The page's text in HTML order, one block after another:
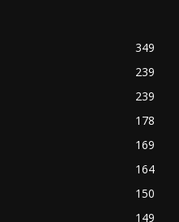
349
239
239
178
169
164
150
149